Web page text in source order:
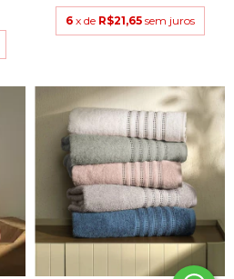
6 x de R$21,65 sem juros